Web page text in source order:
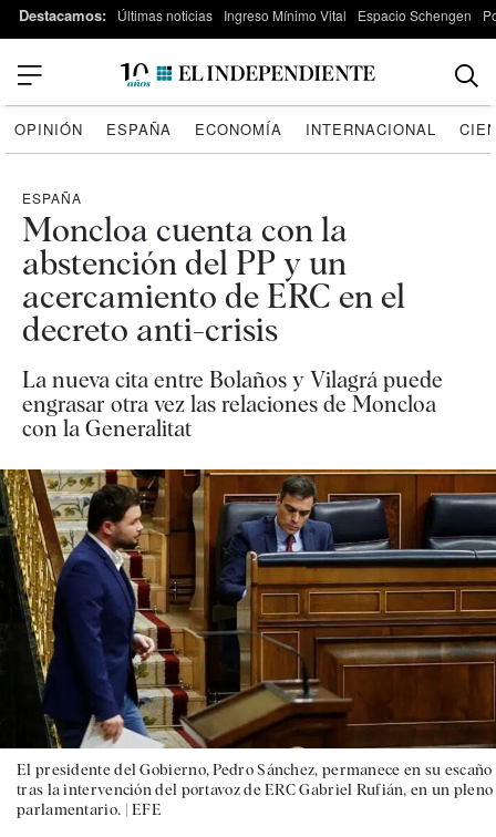
Destacamos: Últimas noticias Ingreso Mínimo Vital Espacio Schengen
OPINIÓN ESPAÑA ECONOMÍA INTERNACIONAL
ESPAÑA
Moncloa cuenta con la
abstención del PP y un
acercamiento de ERC en el
decreto anti-crisis
La nueva cita entre Bolaños y Vilagrá puede
engrasar otra vez las relaciones de Moncloa
con la Generalitat
El presidente del Gobierno, Pedro Sánchez, permanece en su escaño
tras la intervención del portavoz de ERC Gabriel Rufián, en un pleno
parlamentario. |EFE